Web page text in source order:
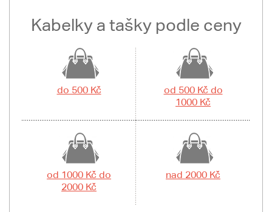
Kabelky a tašky podle ceny
do 500 Kč
od 500 Kč do
1000 Kč
od 1000 Kč do
2000 Kč
nad 2000 Kč